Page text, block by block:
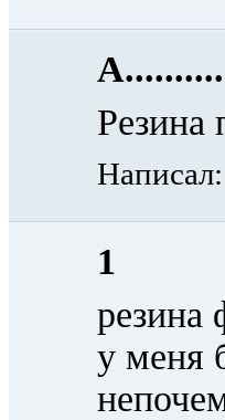
Резина
Написал:
1
резина
у меня